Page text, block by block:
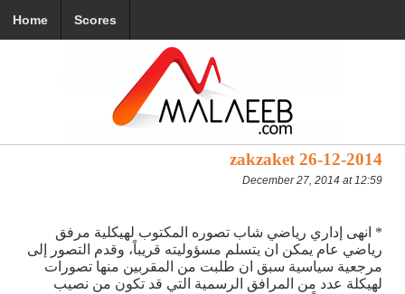
Home Scores
zakzaket 26-12-2014
December 27, 2014 at 12:59
* انهى إداري رياضي شاب تصوره المكتوب لهيكلية مرفق
رياضي عام يمكن ان يتسلم مسؤوليته قريباً، وقدم التصور إلى
مرجعية سياسية سبق ان طلبت من المقربين منها تصورات
لهيكلة عدد من المرافق الرسمية التي قد تكون من نصيب